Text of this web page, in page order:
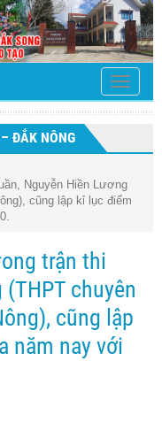
Toggle
ĐẮK NÔNG
Nguyễn Hiền Lương
cũng lập kỉ lục điểm
trận thi
chuyên
cũng lập
năm nay với